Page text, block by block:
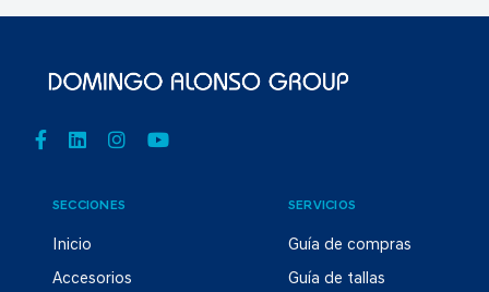
SECCIONES
Inicio
Accesorios
SERVICIOS
Guía de compras
Guía de tallas